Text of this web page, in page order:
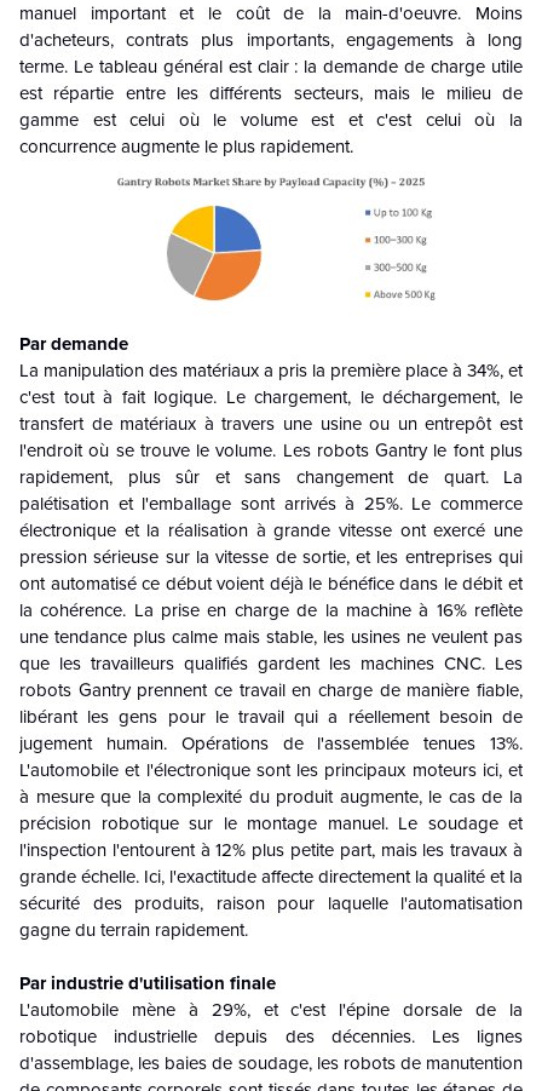
manuel important et le coût de la main-d'oeuvre. Moins
d'acheteurs, contrats plus importants, engagements à long
terme. Le tableau général est clair : la demande de charge utile
est répartie entre les différents secteurs, mais le milieu de
gamme est celui où le volume est et c'est celui où la
concurrence augmente le plus rapidement.
Par demande
La manipulation des matériaux a pris la première place à 34%, et
c'est tout à fait logique. Le chargement, le déchargement, le
transfert de matériaux à travers une usine ou un entrepôt est
l'endroit où se trouve le volume. Les robots Gantry le font plus
rapidement, plus sûr et sans changement de quart. La
palétisation et l'emballage sont arrivés à 25%. Le commerce
électronique et la réalisation à grande vitesse ont exercé une
pression sérieuse sur la vitesse de sortie, et les entreprises qui
ont automatisé ce début voient déjà le bénéfice dans le débit et
la cohérence. La prise en charge de la machine à 16% reflète
une tendance plus calme mais stable, les usines ne veulent pas
que les travailleurs qualifiés gardent les machines CNC. Les
robots Gantry prennent ce travail en charge de manière fiable,
libérant les gens pour le travail qui a réellement besoin de
jugement humain. Opérations de l'assemblée tenues 13%.
L'automobile et l'électronique sont les principaux moteurs ici, et
à mesure que la complexité du produit augmente, le cas de la
précision robotique sur le montage manuel. Le soudage et
l'inspection l'entourent à 12% plus petite part, mais les travaux à
grande échelle. Ici, l'exactitude affecte directement la qualité et la
sécurité des produits, raison pour laquelle l'automatisation
gagne du terrain rapidement.
Par industrie d'utilisation finale
L'automobile mène à 29%, et c'est l'épine dorsale de la
robotique industrielle depuis des décennies. Les lignes
d'assemblage, les baies de soudage, les robots de manutention